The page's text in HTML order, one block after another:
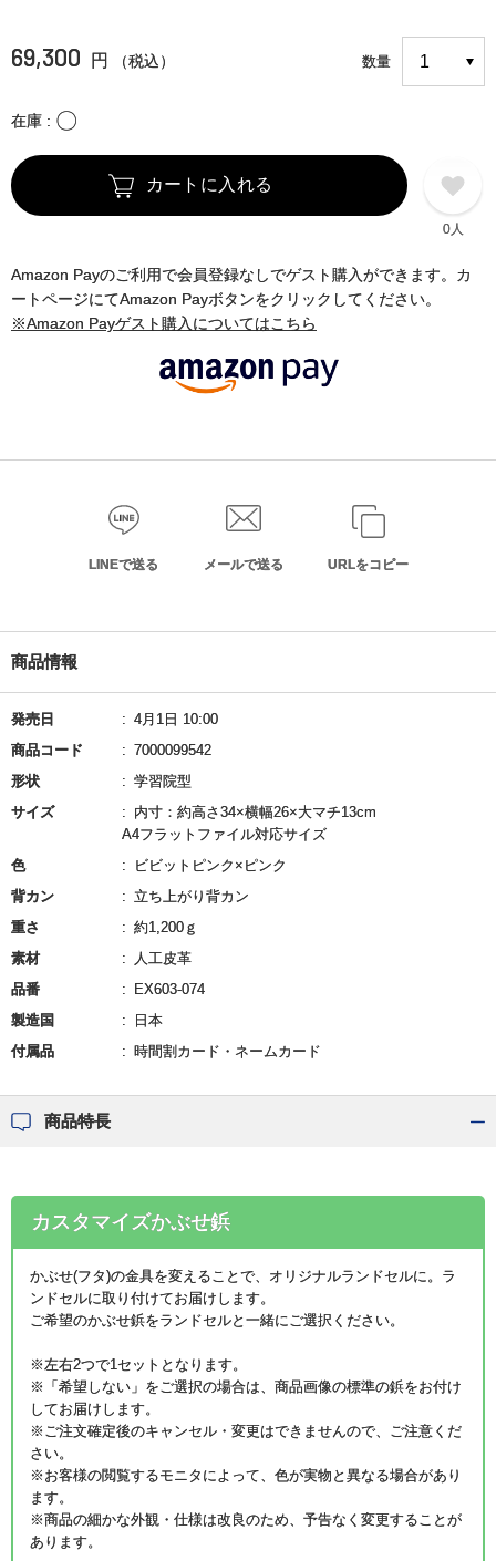
69,300 円 （税込） 数量
在庫 〇
カートに入れる
0人
Amazon Payのご利用で会員登録なしでゲスト購入ができます。カ
ートページにてAmazon Payボタンをクリックしてください。
※Amazon Payゲスト購入についてはこちら
LINEで送る メールで送る URLをコピー
商品情報
発売日
4月1日 10:00
商品コード
7000099542
形状
学習院型
サイズ
内寸：約高さ34×横幅26×大マチ13cm
A4フラットファイル対応サイズ
色
ビビットピンク×ピンク
背カン
立ち上がり背カン
重さ
約1,200ｇ
素材
人工皮革
品番
EX603-074
製造国
日本
付属品
時間割カード・ネームカード
商品特長
カスタマイズかぶせ鋲
かぶせ(フタ)の金具を変えることで、オリジナルランドセルに。ラ
ンドセルに取り付けてお届けします。
ご希望のかぶせ鋲をランドセルと一緒にご選択ください。
※左右2つで1セットとなります。
※「希望しない」をご選択の場合は、商品画像の標準の鋲をお付け
してお届けします。
※ご注文確定後のキャンセル・変更はできませんので、ご注意くだ
さい。
※お客様の閲覧するモニタによって、色が実物と異なる場合があり
ます。
※商品の細かな外観・仕様は改良のため、予告なく変更することが
あります。